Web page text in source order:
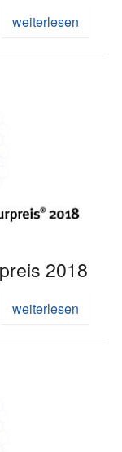
weiterlesen
2018
weiterlesen